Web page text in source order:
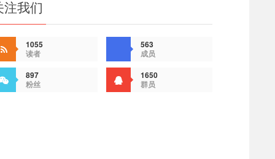
注我们
1055
读者
563
成员
897
粉丝
1650
群员